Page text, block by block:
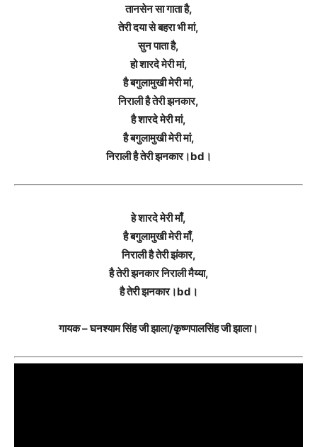
तानसेन सा गाता है,
तेरी दया से बहरा भी मां,
सुन पाता है,
हो शारदे मेरी मां,
है बगुलामुखी मेरी मां,
निराली है तेरी झनकार,
है शारदे मेरी मां,
है बगुलामुखी मेरी मां,
निराली है तेरी झनकार।bd।
हे शारदे मेरी माँ,
है बगुलामुखी मेरी माँ,
निराली है तेरी झंकार,
है तेरी झनकार निराली मैय्या,
है तेरी झनकार।bd।
गायक – घनश्याम सिंह जी झाला/कृष्णपालसिंह जी झाला।